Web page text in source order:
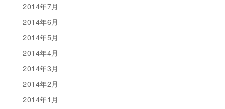
2014年7月
2014年6月
2014年5月
2014年4月
2014年3月
2014年2月
2014年1月